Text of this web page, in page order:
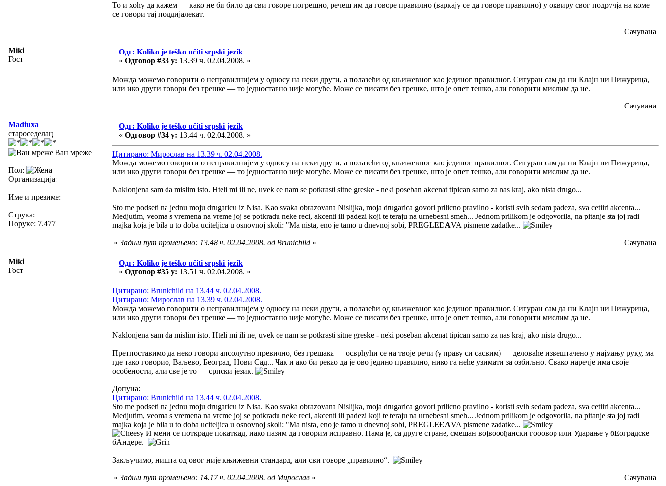
То и хоћу да кажем — како не би било да сви говоре погрешно, речеш им да говоре правилно (варкају се да говоре правилно) у оквиру свог подручја на коме
се говори тај поддијалекат.
Сачувана
Miki
Гост
Одг: Koliko je teško učiti srpski jezik
« Одговор #33 у: 13.39 ч. 02.04.2008. »
Можда можемо говорити о неправилнијем у односу на неки други, а полазећи од књижевног као јединог правилног. Сигуран сам да ни Клајн ни Пижурица,
или ико други говори без грешке — то једноставно није могуће. Може се писати без грешке, што је опет тешко, али говорити мислим да не.
Сачувана
Madiuxa
староседелац
Ван мреже
Пол:
Организација:
Име и презиме:
Струка:
Поруке: 7.477
Одг: Koliko je teško učiti srpski jezik
« Одговор #34 у: 13.44 ч. 02.04.2008. »
Цитирано: Мирослав на 13.39 ч. 02.04.2008.
Можда можемо говорити о неправилнијем у односу на неки други, а полазећи од књижевног као јединог правилног. Сигуран сам да ни Клајн ни Пижурица,
или ико други говори без грешке — то једноставно није могуће. Може се писати без грешке, што је опет тешко, али говорити мислим да не.
Naklonjena sam da mislim isto. Hteli mi ili ne, uvek ce nam se potkrasti sitne greske - neki poseban akcenat tipican samo za nas kraj, ako nista drugo...
Sto me podseti na jednu moju drugaricu iz Nisa. Kao svaka obrazovana Nislijka, moja drugarica govori prilicno pravilno - koristi svih sedam padeza, sva cetiiri akcenta...
Medjutim, veoma s vremena na vreme joj se potkradu neke reci, akcenti ili padezi koji te teraju na urnebesni smeh... Jednom prilikom je odgovorila, na pitanje sta joj radi
majka koja je bila u to doba uciteljica u osnovnoj skoli: "Ma nista, eno je tamo u dnevnoj sobi, PREGLEĐAVA pismene zadatke...
« Задњи пут промењено: 13.48 ч. 02.04.2008. од Brunichild » Сачувана
Miki
Гост
Одг: Koliko je teško učiti srpski jezik
« Одговор #35 у: 13.51 ч. 02.04.2008. »
Цитирано: Brunichild на 13.44 ч. 02.04.2008.
Цитирано: Мирослав на 13.39 ч. 02.04.2008.
Можда можемо говорити о неправилнијем у односу на неки други, а полазећи од књижевног као јединог правилног. Сигуран сам да ни Клајн ни Пижурица,
или ико други говори без грешке — то једноставно није могуће. Може се писати без грешке, што је опет тешко, али говорити мислим да не.
Naklonjena sam da mislim isto. Hteli mi ili ne, uvek ce nam se potkrasti sitne greske - neki poseban akcenat tipican samo za nas kraj, ako nista drugo...
Претпоставимо да неко говори апсолутно превилно, без грешака — осврћући се на твоје речи (у праву си сасвим) — деловаће извештачено у најмању руку, ма
где тако говорио, Ваљево, Београд, Нови Сад... Чак и ако би рекао да је ово једино правилно, нико га неће узимати за озбиљно. Свако наречје има своје
особености, али све је то — српски језик.
Допуна:
Цитирано: Brunichild на 13.44 ч. 02.04.2008.
Sto me podseti na jednu moju drugaricu iz Nisa. Kao svaka obrazovana Nislijka, moja drugarica govori prilicno pravilno - koristi svih sedam padeza, sva cetiiri akcenta...
Medjutim, veoma s vremena na vreme joj se potkradu neke reci, akcenti ili padezi koji te teraju na urnebesni smeh... Jednom prilikom je odgovorila, na pitanje sta joj radi
majka koja je bila u to doba uciteljica u osnovnoj skoli: "Ma nista, eno je tamo u dnevnoj sobi, PREGLEĐAVA pismene zadatke...
И мени се поткраде покаткад, иако пазим да говорим исправно. Нама је, са друге стране, смешан војвооођански гооовор или Ударање у бЕоградске
бАндере.
Закључимо, ништа од овог није књижевни стандард, али сви говоре „правилно“.
« Задњи пут промењено: 14.17 ч. 02.04.2008. од Мирослав » Сачувана